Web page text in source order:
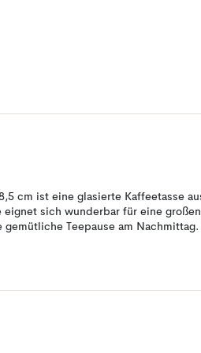
cm ist eine glasierte Kaffeetasse
eignet sich wunderbar für eine großen
Teepause am Nachmittag.